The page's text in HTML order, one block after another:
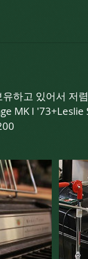
유하고 있어서 저
MK I '73+Leslie